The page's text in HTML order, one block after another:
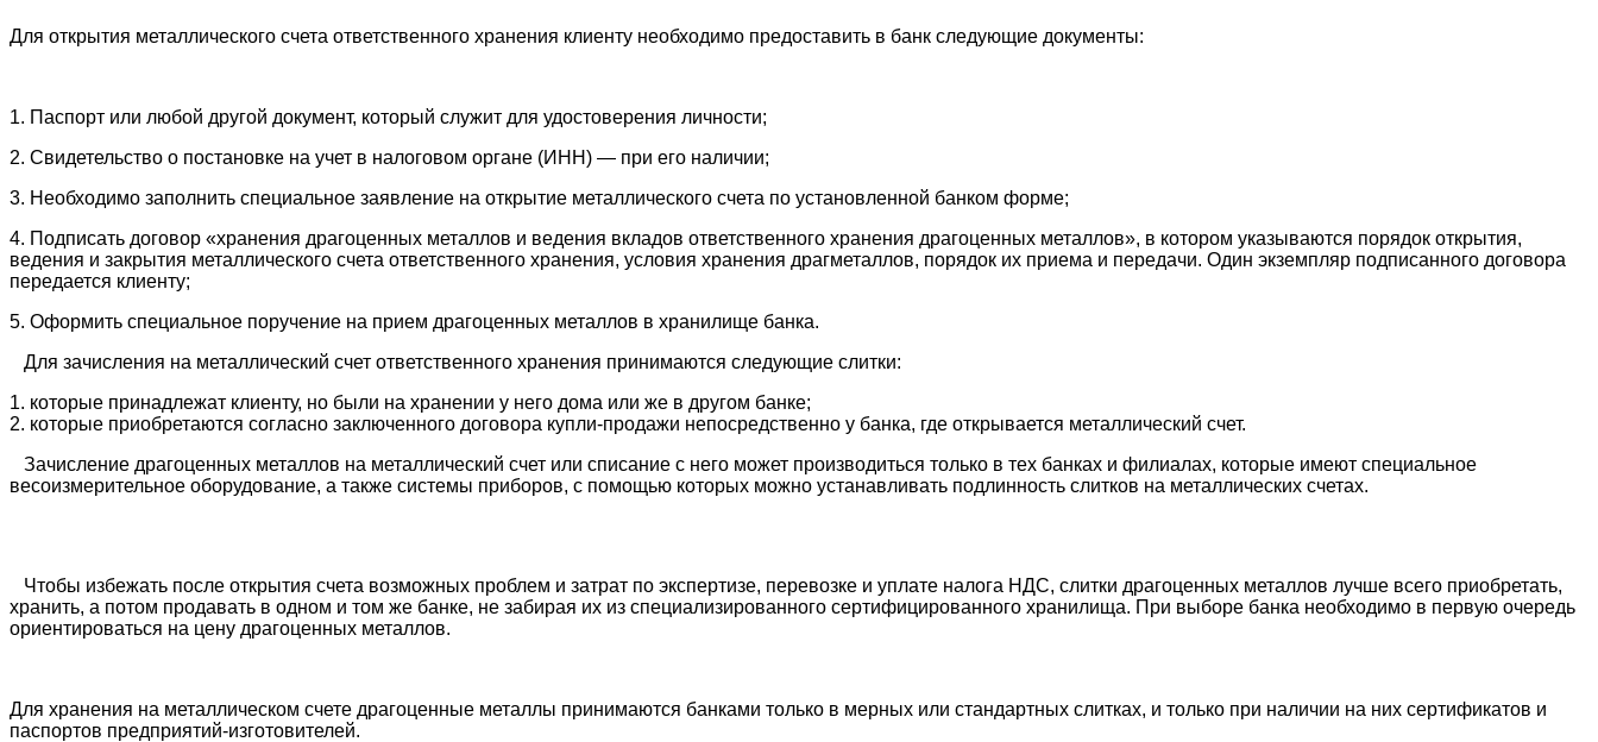
Для открытия металлического счета ответственного хранения клиенту необходимо предоставить в банк следующие документы:
1. Паспорт или любой другой документ, который служит для удостоверения личности;
2. Свидетельство о постановке на учет в налоговом органе (ИНН) — при его наличии;
3. Необходимо заполнить специальное заявление на открытие металлического счета по установленной банком форме;
4. Подписать договор «хранения драгоценных металлов и ведения вкладов ответственного хранения драгоценных металлов», в котором указываются порядок открытия,
ведения и закрытия металлического счета ответственного хранения, условия хранения драгметаллов, порядок их приема и передачи. Один экземпляр подписанного договора
передается клиенту;
5. Оформить специальное поручение на прием драгоценных металлов в хранилище банка.
Для зачисления на металлический счет ответственного хранения принимаются следующие слитки:
1. которые принадлежат клиенту, но были на хранении у него дома или же в другом банке;
2. которые приобретаются согласно заключенного договора купли-продажи непосредственно у банка, где открывается металлический счет.
Зачисление драгоценных металлов на металлический счет или списание с него может производиться только в тех банках и филиалах, которые имеют специальное
весоизмерительное оборудование, а также системы приборов, с помощью которых можно устанавливать подлинность слитков на металлических счетах.
Чтобы избежать после открытия счета возможных проблем и затрат по экспертизе, перевозке и уплате налога НДС, слитки драгоценных металлов лучше всего приобретать,
хранить, а потом продавать в одном и том же банке, не забирая их из специализированного сертифицированного хранилища. При выборе банка необходимо в первую очередь
ориентироваться на цену драгоценных металлов.
Для хранения на металлическом счете драгоценные металлы принимаются банками только в мерных или стандартных слитках, и только при наличии на них сертификатов и
паспортов предприятий-изготовителей.